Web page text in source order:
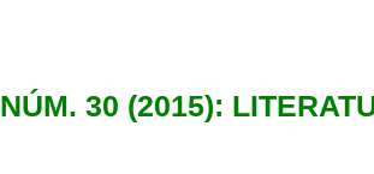
NÚM. 30 (2015):